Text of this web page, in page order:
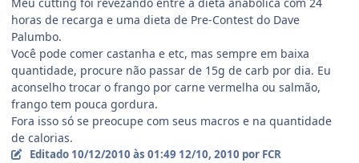
horas de recarga e uma dieta de Pre-Contest do Dave
Palumbo.
Você pode comer castanha e etc, mas sempre em baixa
quantidade, procure não passar de 15g de carb por dia. Eu
aconselho trocar o frango por carne vermelha ou salmão,
frango tem pouca gordura.
Fora isso só se preocupe com seus macros e na quantidade
de calorias.
Editado 10/12/2010 às 01:49 12/10, 2010 por FCR